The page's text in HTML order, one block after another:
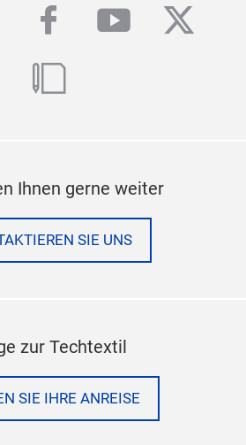
facebook
youtube
blog
Ihnen gerne weiter
SIE UNS
zur Techtextil
SIE IHRE ANREISE